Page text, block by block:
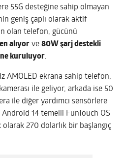
55G desteğine sahip olmayan
geniş çaplı olarak aktif
olan telefon, gücünü
alıyor ve80W şarj destekli
kuruluyor.
AMOLED ekrana sahip telefon,
ile geliyor, arkada ise 50
ile diğer yardımcı sensörlere
14 temelli FunTouch OS
olarak 270 dolarlık bir başlangıç